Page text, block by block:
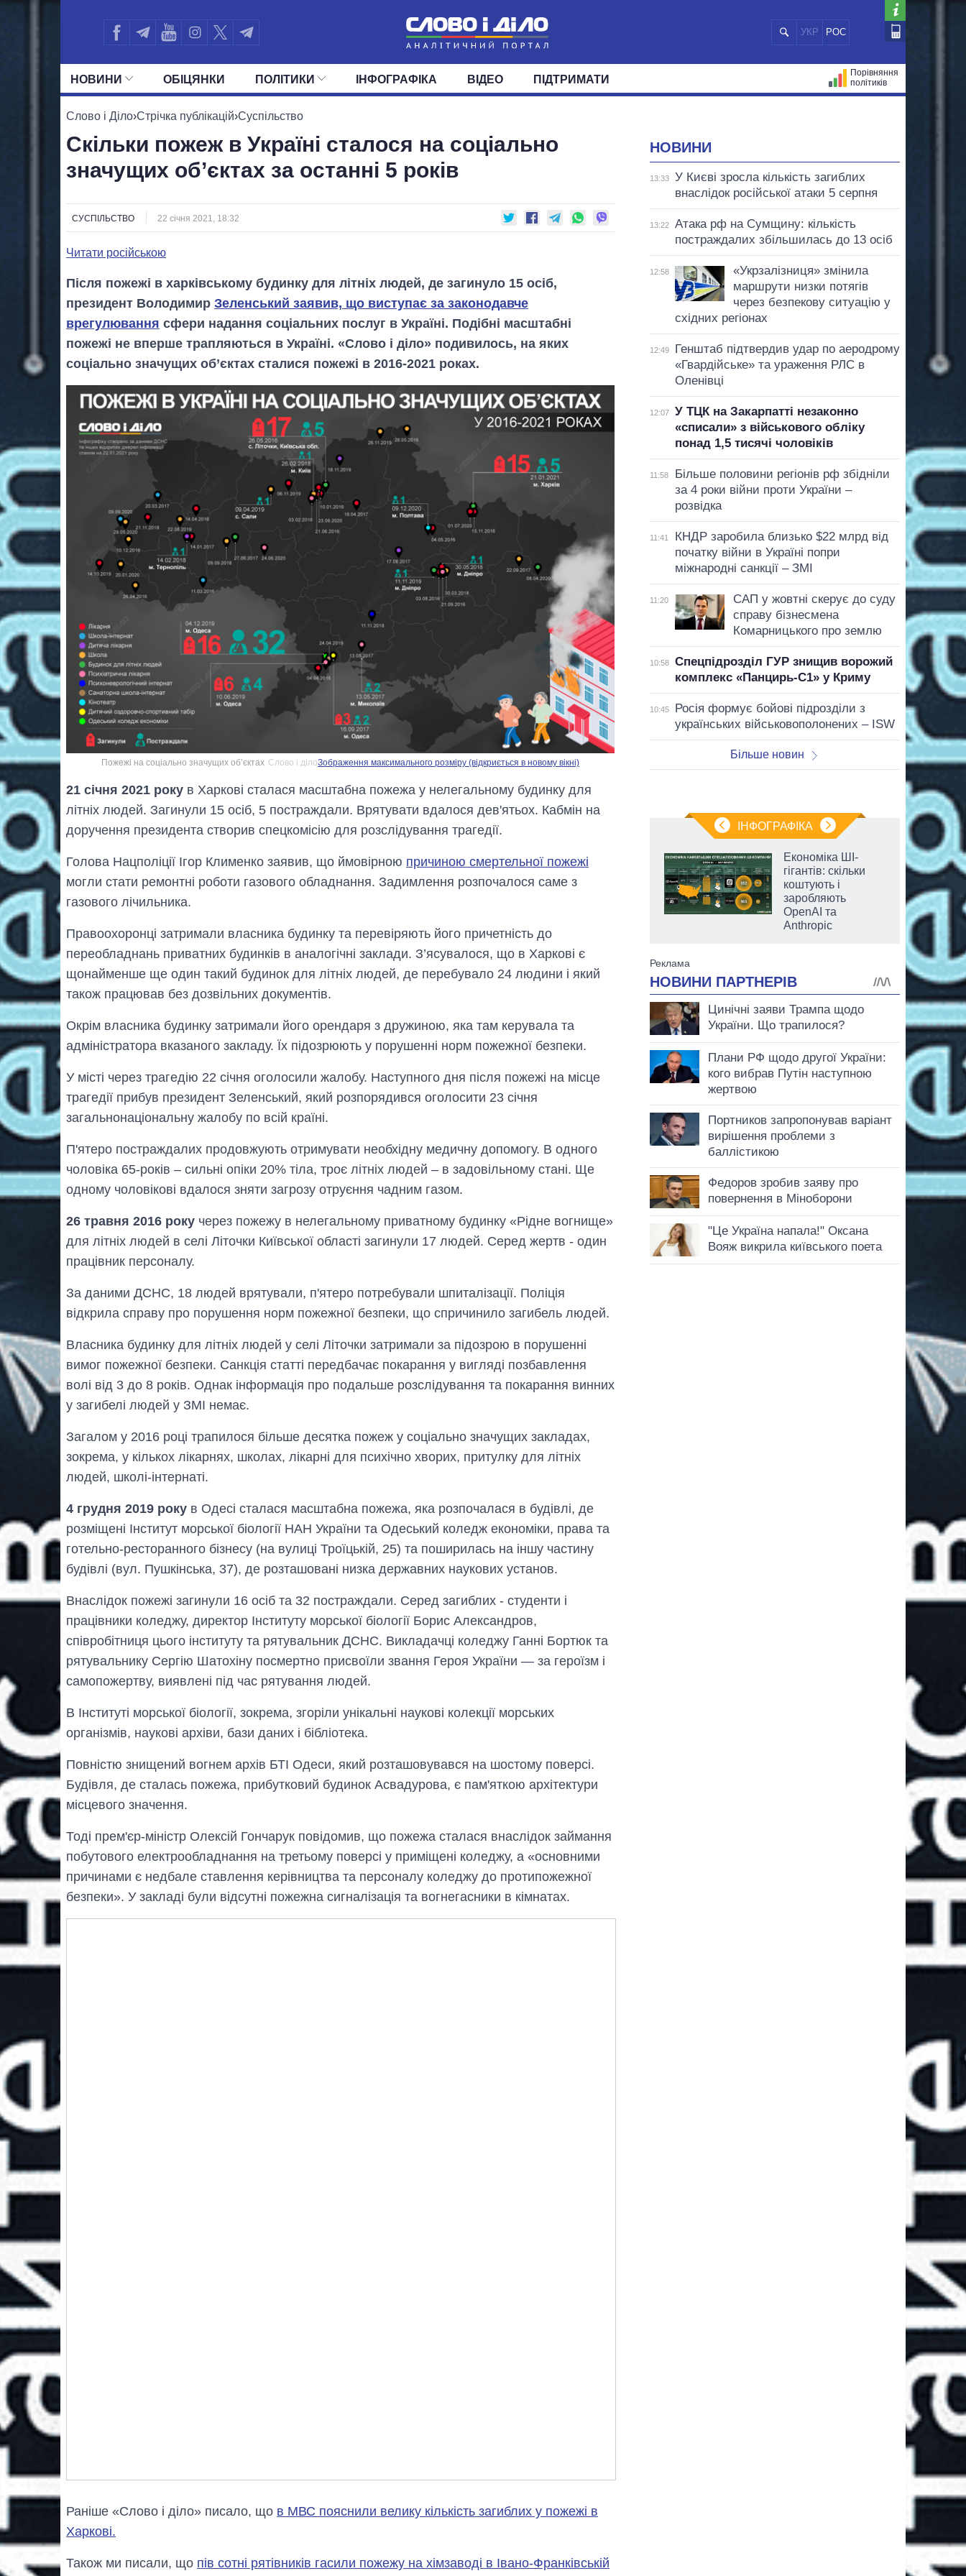
УКР РОС
НОВИНИ
ПОЛІТИКА ЕКОНОМІКА СУСПІЛЬСТВО
ОБIЦЯНКИ ПОЛIТИКИ
УСІ ПОЛІТИКИ ПРЕЗИДЕНТ І ОФІС
ДЕПУТАТИ КОМІТЕТИ ФРАКЦІЇ ОКРУГИ
ІНФОГРАФІКА ВІДЕО ПІДТРИМАТИ
Порівняння
політиків
Слово і Діло›Стрічка публікацій›Суспільство
Скільки пожеж в Україні сталося на соціально
значущих об’єктах за останні 5 років
СУСПІЛЬСТВО 22 січня 2021, 18:32
Читати російською
Після пожежі в харківському будинку для літніх людей, де загинуло 15 осіб,
президент Володимир Зеленський заявив, що виступає за законодавче
врегулювання сфери надання соціальних послуг в Україні. Подібні масштабні
пожежі не вперше трапляються в Україні. «Слово і діло» подивилось, на яких
соціально значущих об’єктах сталися пожежі в 2016-2021 роках.
Пожежі на соціально значущих об’єктах Слово і ділоЗображення максимального розміру (відкриється в новому вікні)
21 січня 2021 року в Харкові сталася масштабна пожежа у нелегальному будинку для
літніх людей. Загинули 15 осіб, 5 постраждали. Врятувати вдалося дев'ятьох. Кабмін на
доручення президента створив спецкомісію для розслідування трагедії.
Голова Нацполіції Ігор Клименко заявив, що ймовірною причиною смертельної пожежі
могли стати ремонтні роботи газового обладнання. Задимлення розпочалося саме з
газового лічильника.
Правоохоронці затримали власника будинку та перевіряють його причетність до
переобладнань приватних будинків в аналогічні заклади. З’ясувалося, що в Харкові є
щонайменше ще один такий будинок для літніх людей, де перебувало 24 людини і який
також працював без дозвільних документів.
Окрім власника будинку затримали його орендаря з дружиною, яка там керувала та
адміністратора вказаного закладу. Їх підозрюють у порушенні норм пожежної безпеки.
У місті через трагедію 22 січня оголосили жалобу. Наступного дня після пожежі на місце
трагедії прибув президент Зеленський, який розпорядився оголосити 23 січня
загальнонаціональну жалобу по всій країні.
П'ятеро постраждалих продовжують отримувати необхідну медичну допомогу. В одного
чоловіка 65-років – сильні опіки 20% тіла, троє літніх людей – в задовільному стані. Ще
одному чоловікові вдалося зняти загрозу отруєння чадним газом.
26 травня 2016 року через пожежу в нелегальному приватному будинку «Рідне вогнище»
для літніх людей в селі Літочки Київської області загинули 17 людей. Серед жертв - один
працівник персоналу.
За даними ДСНС, 18 людей врятували, п'ятеро потребували шпиталізації. Поліція
відкрила справу про порушення норм пожежної безпеки, що спричинило загибель людей.
Власника будинку для літніх людей у селі Літочки затримали за підозрою в порушенні
вимог пожежної безпеки. Санкція статті передбачає покарання у вигляді позбавлення
волі від 3 до 8 років. Однак інформація про подальше розслідування та покарання винних
у загибелі людей у ЗМІ немає.
Загалом у 2016 році трапилося більше десятка пожеж у соціально значущих закладах,
зокрема, у кількох лікарнях, школах, лікарні для психічно хворих, притулку для літніх
людей, школі-інтернаті.
4 грудня 2019 року в Одесі сталася масштабна пожежа, яка розпочалася в будівлі, де
розміщені Інститут морської біології НАН України та Одеський коледж економіки, права та
готельно-ресторанного бізнесу (на вулиці Троїцькій, 25) та поширилась на іншу частину
будівлі (вул. Пушкінська, 37), де розташовані низка державних наукових установ.
Внаслідок пожежі загинули 16 осіб та 32 постраждали. Серед загиблих - студенти і
працівники коледжу, директор Інституту морської біології Борис Александров,
співробітниця цього інституту та рятувальник ДСНС. Викладачці коледжу Ганні Бортюк та
рятувальнику Сергію Шатохіну посмертно присвоїли звання Героя України — за героїзм і
самопожертву, виявлені під час рятування людей.
В Інституті морської біології, зокрема, згоріли унікальні наукові колекції морських
організмів, наукові архіви, бази даних і бібліотека.
Повністю знищений вогнем архів БТІ Одеси, який розташовувався на шостому поверсі.
Будівля, де сталась пожежа, прибутковий будинок Асвадурова, є пам'яткою архітектури
місцевого значення.
Тоді прем'єр-міністр Олексій Гончарук повідомив, що пожежа сталася внаслідок займання
побутового електрообладнання на третьому поверсі у приміщені коледжу, а «основними
причинами є недбале ставлення керівництва та персоналу коледжу до протипожежної
безпеки». У закладі були відсутні пожежна сигналізація та вогнегасники в кімнатах.
Раніше «Слово і діло» писало, що в МВС пояснили велику кількість загиблих у пожежі в
Харкові.
Також ми писали, що пів сотні рятівників гасили пожежу на хімзаводі в Івано-Франківській
НОВИНИ
13:33
У Києві зросла кількість загиблих
внаслідок російської атаки 5 серпня
13:22
Атака рф на Сумщину: кількість
постраждалих збільшилась до 13 осіб
12:58
«Укрзалізниця» змінила
маршрути низки потягів
через безпекову ситуацію у
східних регіонах
12:49
Генштаб підтвердив удар по аеродрому
«Гвардійське» та ураження РЛС в
Оленівці
12:07
У ТЦК на Закарпатті незаконно
«списали» з військового обліку
понад 1,5 тисячі чоловіків
11:58
Більше половини регіонів рф збідніли
за 4 роки війни проти України –
розвідка
11:41
КНДР заробила близько $22 млрд від
початку війни в Україні попри
міжнародні санкції – ЗМІ
11:20
САП у жовтні скерує до суду
справу бізнесмена
Комарницького про землю
10:58
Спецпідрозділ ГУР знищив ворожий
комплекс «Панцирь-С1» у Криму
10:45
Росія формує бойові підрозділи з
українських військовополонених – ISW
Більше новин
ІНФОГРАФІКА
Скільки картоплі
вирощували в
Україні до і під час
Економіка ШІ-
гігантів: скільки
коштують і
заробляють
OpenAI та
Anthropic